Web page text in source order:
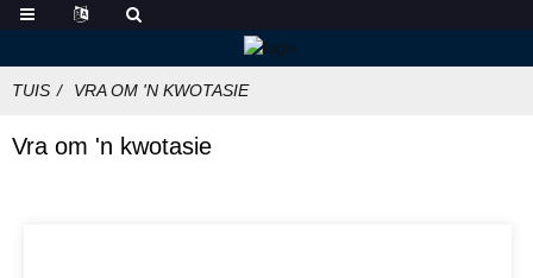
TUIS VRA OM 'N KWOTASIE
Vra om 'n kwotasie